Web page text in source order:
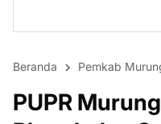
Beranda Pemkab
PUPR